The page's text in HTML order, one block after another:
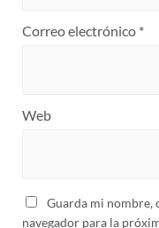
Correo electrónico *
Web
Guarda mi nombre,
navegador para la